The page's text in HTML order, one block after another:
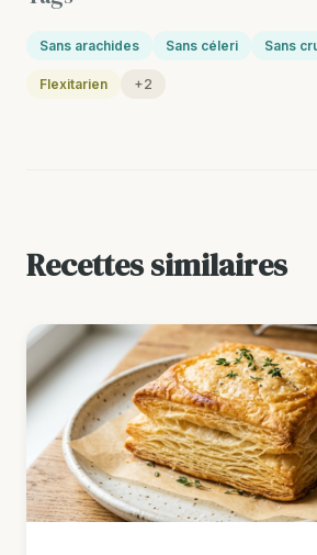
Sans arachides Sans céleri Sans
Flexitarien +2
Recettes similaires